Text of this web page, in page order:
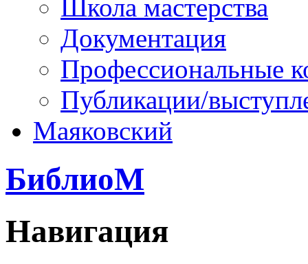
Школа мастерства
Документация
Профессиональные
Публикации/
Маяковский
БиблиоМ
Навигация